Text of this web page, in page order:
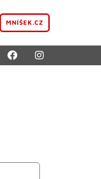
MNÍŠEK.CZ